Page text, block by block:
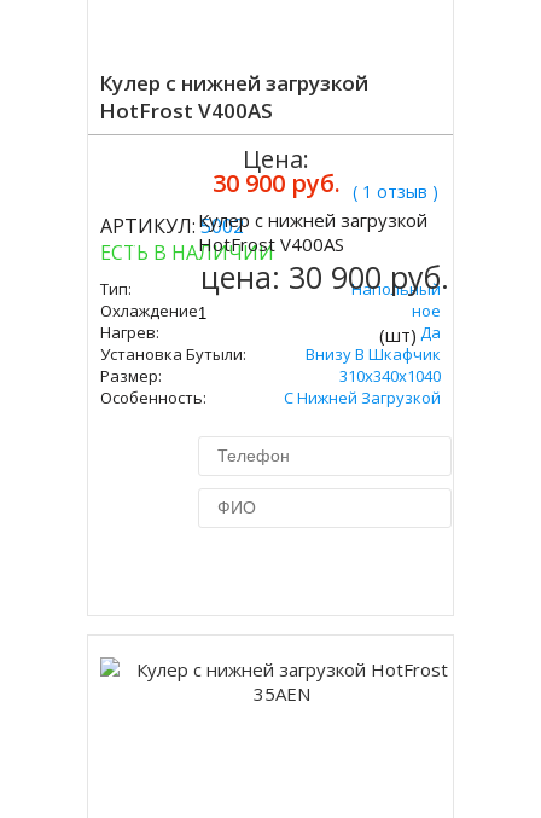
Кулер с нижней загрузкой
HotFrost V400AS
( 1 отзыв )
АРТИКУЛ:5002
ЕСТЬ В НАЛИЧИИ
Тип:
Напольный
Охлаждение:
Компрессорное
Нагрев:
Да
Установка Бутыли:
Внизу В Шкафчик
Размер:
310х340х1040
Особенность:
С Нижней Загрузкой
Цена:
30 900 руб.
Купить
Кулер с нижней загрузкой
HotFrost V400AS
цена: 30 900 руб.
(шт)